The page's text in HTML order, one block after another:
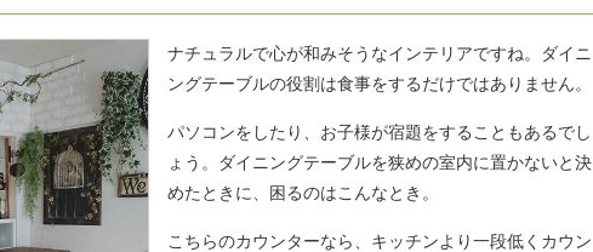
ナチュラルで心が和みそうなインテリアですね。ダイニ
ングテーブルの役割は食事をするだけではありません。
パソコンをしたり、お子様が宿題をすることもあるでし
ょう。ダイニングテーブルを狭めの室内に置かないと決
めたときに、困るのはこんなとき。
こちらのカウンターなら、キッチンより一段低くカウン